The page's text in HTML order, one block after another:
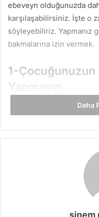
ebeveyn olduğunuzda
karşılaşabilirsiniz. İşte o
söyleyebiliriz. Yapmanız
bakmalarına izin vermek.
1-
Yapmayın
Çocukların sosyal
yollarından biri de
ödev yapmak gibi
Çocuğunuzun ona olan
sorumluluklarının
2-Sorumluluk
Daha